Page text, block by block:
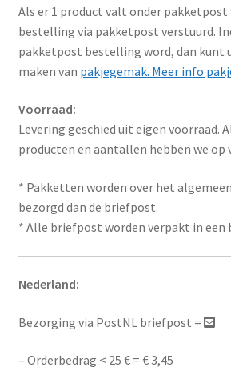
Als er 1 product valt onder pakketpost
bestelling via pakketpost verstuurd.
pakketpost bestelling word, dan kunt
maken van pakjegemak. Meer info
Voorraad:
Levering geschied uit eigen voorraad.
producten en aantallen hebben we op
* Pakketten worden over het
bezorgd dan de briefpost.
* Alle briefpost worden verpakt in een
Nederland:
Bezorging via PostNL briefpost =
– Orderbedrag < 25 € = € 3,45